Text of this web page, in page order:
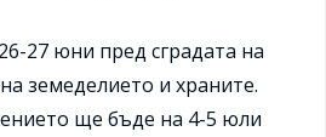
27 юни пред сградата на
земеделието и храните.
ще бъде на 4-5 юли